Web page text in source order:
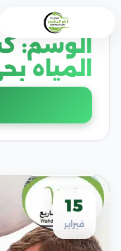
الوسم:
المياه
15
فبراير